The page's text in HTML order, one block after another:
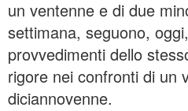
un ventenne e di due
settimana, seguono,
provvedimenti dello
rigore nei confronti di un
diciannovenne.